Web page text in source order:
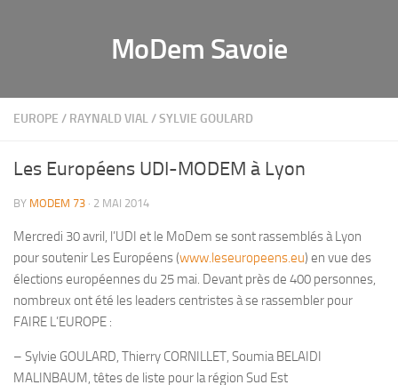
MoDem Savoie
EUROPE / RAYNALD VIAL/SYLVIE GOULARD
Les Européens UDI-MODEM à Lyon
BY MODEM 73 · 2 MAI 2014
Mercredi 30 avril, l’UDI et le MoDem se sont rassemblés à Lyon
pour soutenir Les Européens (www.leseuropeens.eu) en vue des
élections européennes du 25 mai. Devant près de 400 personnes,
nombreux ont été les leaders centristes à se rassembler pour
FAIRE L’EUROPE :
– Sylvie GOULARD, Thierry CORNILLET, Soumia BELAIDI
MALINBAUM, têtes de liste pour la région Sud Est